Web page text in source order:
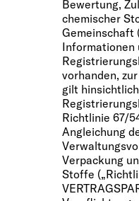
Bewertung,
chemischer
Gemeinschaft
Informationen
vorhanden,
gilt
Richtlinie 67/
Angleichung
Verpackung
Stoffe